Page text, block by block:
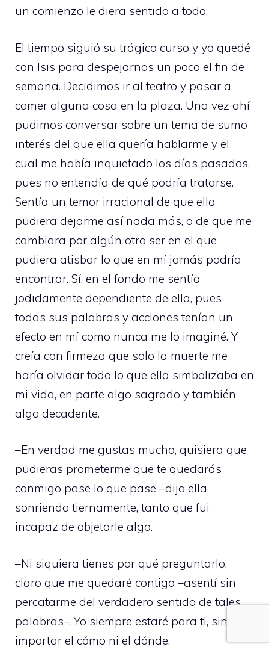
un comienzo le diera sentido a todo.
El tiempo siguió su trágico curso y yo quedé
con Isis para despejarnos un poco el fin de
semana. Decidimos ir al teatro y pasar a
comer alguna cosa en la plaza. Una vez ahí
pudimos conversar sobre un tema de sumo
interés del que ella quería hablarme y el
cual me había inquietado los días pasados,
pues no entendía de qué podría tratarse.
Sentía un temor irracional de que ella
pudiera dejarme así nada más, o de que me
cambiara por algún otro ser en el que
pudiera atisbar lo que en mí jamás podría
encontrar. Sí, en el fondo me sentía
jodidamente dependiente de ella, pues
todas sus palabras y acciones tenían un
efecto en mí como nunca me lo imaginé. Y
creía con firmeza que solo la muerte me
haría olvidar todo lo que ella simbolizaba en
mi vida, en parte algo sagrado y también
algo decadente.
–En verdad me gustas mucho, quisiera que
pudieras prometerme que te quedarás
conmigo pase lo que pase –dijo ella
sonriendo tiernamente, tanto que fui
incapaz de objetarle algo.
–Ni siquiera tienes por qué preguntarlo,
claro que me quedaré contigo –asentí sin
percatarme del verdadero sentido de tales
palabras–. Yo siempre estaré para ti, sin
importar el cómo ni el dónde.